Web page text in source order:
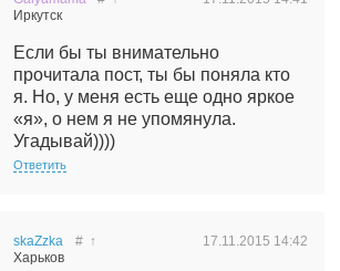
Иркутск
Если бы ты внимательно
прочитала пост, ты бы поняла кто
я. Но, у меня есть еще одно яркое
«я», о нем я не упомянула.
Угадывай))))
Ответить
skaZzka
Харьков
17.11.2015 14:42
# ↑